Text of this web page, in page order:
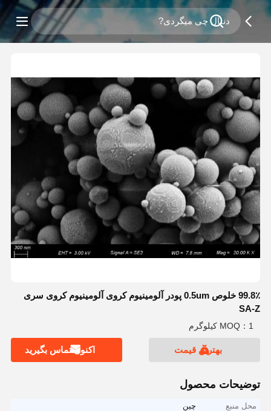
99.8٪ خلوص 0.5um پودر آلومینیوم کروی آلومینیوم کروی سری
SA-Z
MOQ：1 کیلوگرم
بهترین قیمت اکنون تماس بگیرید
توضیحات محصول
محل منبع
چین